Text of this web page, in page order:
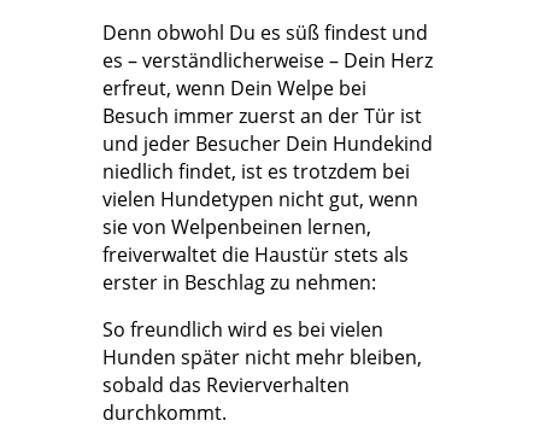
Denn obwohl Du es süß findest und
es – verständlicherweise – Dein Herz
erfreut, wenn Dein Welpe bei
Besuch immer zuerst an der Tür ist
und jeder Besucher Dein Hundekind
niedlich findet, ist es trotzdem bei
vielen Hundetypen nicht gut, wenn
sie von Welpenbeinen lernen,
freiverwaltet die Haustür stets als
erster in Beschlag zu nehmen:
So freundlich wird es bei vielen
Hunden später nicht mehr bleiben,
sobald das Revierverhalten
durchkommt.